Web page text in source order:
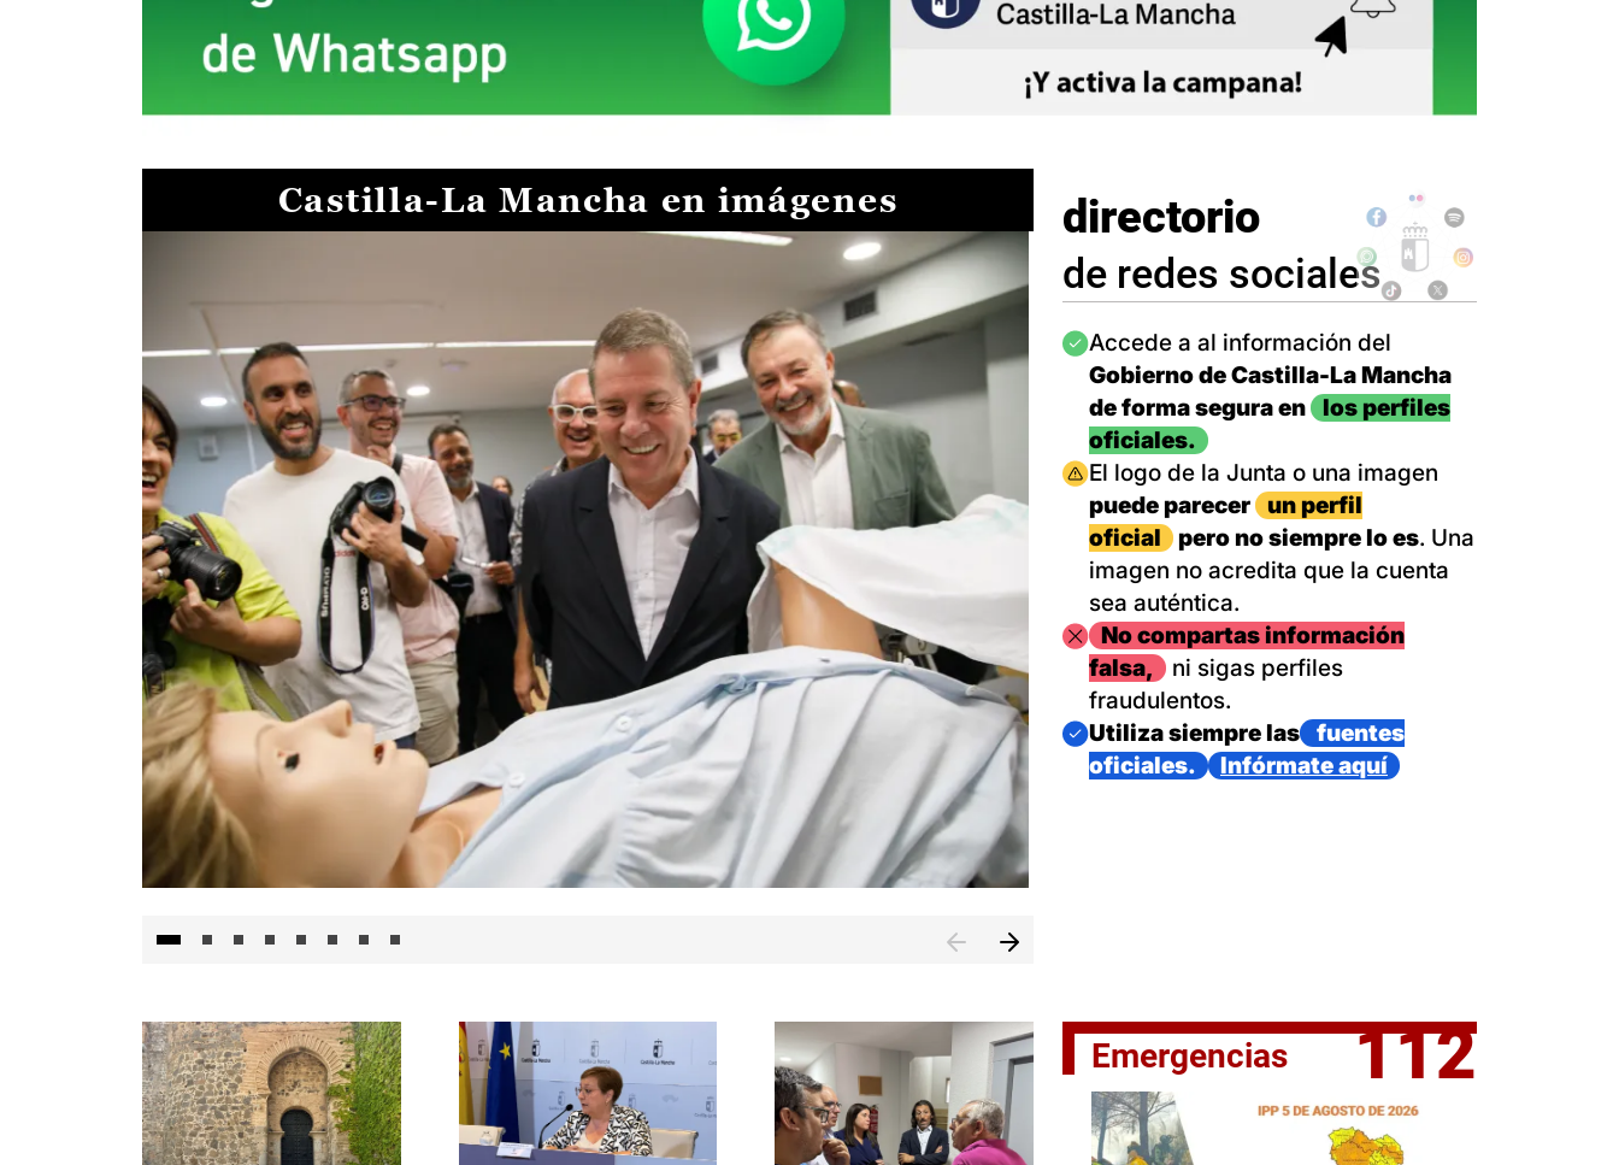
Castilla-La Mancha en imágenes
El jefe del Ejecutivo castellanomanchego, Emiliano García-
directorio
de redes sociales
Imagen
Accede a al información del
Gobierno de Castilla-La Mancha
de forma segura en
los perfiles
oficiales.
Imagen
El logo de la Junta o una imagen
puede parecer
un perfil
oficial
pero no siempre lo es. Una
imagen no acredita que la cuenta
sea auténtica.
ImagenNo compartas información
falsa,
ni sigas perfiles
fraudulentos.
Imagen
Utiliza siempre las
fuentes
oficiales.
Infórmate aquí
Emergencias 112